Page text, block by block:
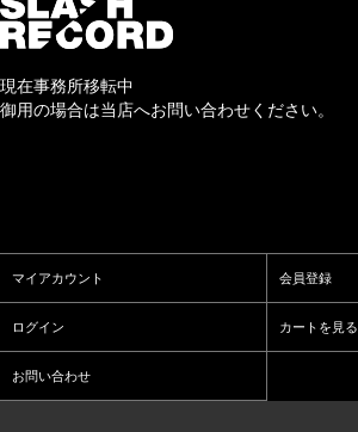
現在事務所移転中
御用の場合は当店へお問い合わせください。
マイアカウント 会員登録
ログイン カートを見る
お問い合わせ